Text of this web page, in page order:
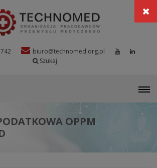
biuro@technomed.org.pl
Szukaj
OPPM